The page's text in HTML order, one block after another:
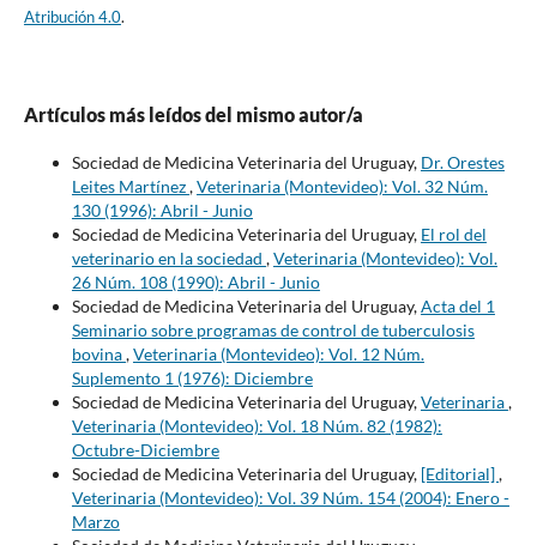
Atribución 4.0.
Artículos más leídos del mismo autor/a
Sociedad de Medicina Veterinaria del Uruguay, Dr. Orestes
Leites Martínez,Veterinaria (Montevideo): Vol. 32 Núm.
130 (1996): Abril - Junio
Sociedad de Medicina Veterinaria del Uruguay, El rol del
veterinario en la sociedad ,Veterinaria (Montevideo): Vol.
26 Núm. 108 (1990): Abril - Junio
Sociedad de Medicina Veterinaria del Uruguay,Acta del 1
Seminario sobre programas de control de tuberculosis
bovina,Veterinaria (Montevideo): Vol. 12 Núm.
Suplemento 1 (1976): Diciembre
Sociedad de Medicina Veterinaria del Uruguay,Veterinaria,
Veterinaria (Montevideo): Vol. 18 Núm. 82 (1982):
Octubre-Diciembre
Sociedad de Medicina Veterinaria del Uruguay, [Editorial],
Veterinaria (Montevideo): Vol. 39 Núm. 154 (2004): Enero -
Marzo